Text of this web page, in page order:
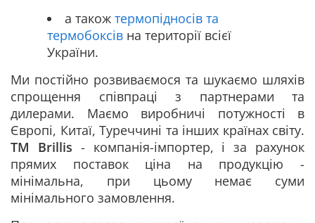
а також термопідносів та
термобоксів на території всієї
України.
Ми постійно розвиваємося та шукаємо шляхів
спрощення співпраці з партнерами та
дилерами. Маємо виробничі потужності в
Європі, Китаї, Туреччині та інших країнах світу.
ТМ Brillis - компанія-імпортер, і за рахунок
прямих поставок ціна на продукцію -
мінімальна, при цьому немає суми
мінімального замовлення.